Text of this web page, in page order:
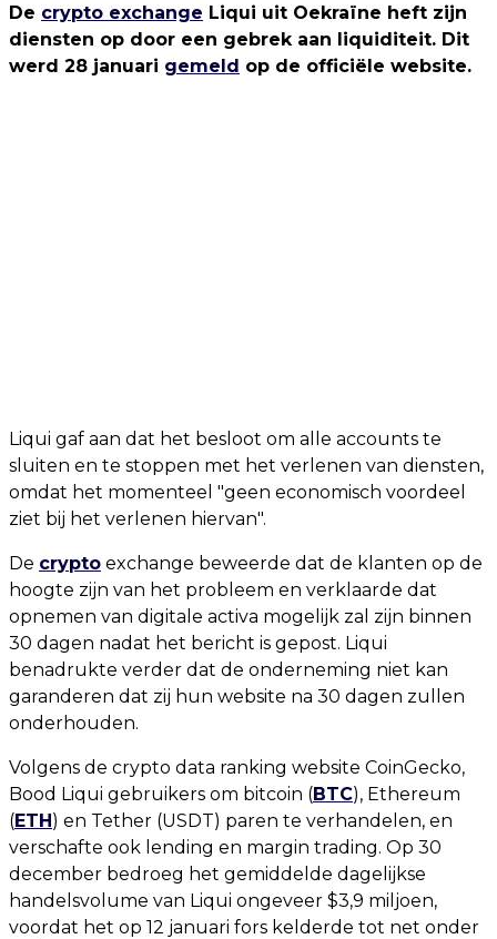
De crypto exchange Liqui uit Oekraïne heft zijn
diensten op door een gebrek aan liquiditeit. Dit
werd 28 januari gemeld op de officiële website.
Liqui gaf aan dat het besloot om alle accounts te
sluiten en te stoppen met het verlenen van diensten,
omdat het momenteel "geen economisch voordeel
ziet bij het verlenen hiervan".
De crypto exchange beweerde dat de klanten op de
hoogte zijn van het probleem en verklaarde dat
opnemen van digitale activa mogelijk zal zijn binnen
30 dagen nadat het bericht is gepost. Liqui
benadrukte verder dat de onderneming niet kan
garanderen dat zij hun website na 30 dagen zullen
onderhouden.
Volgens de crypto data ranking website CoinGecko,
Bood Liqui gebruikers om bitcoin (BTC), Ethereum
(ETH) en Tether (USDT) paren te verhandelen, en
verschafte ook lending en margin trading. Op 30
december bedroeg het gemiddelde dagelijkse
handelsvolume van Liqui ongeveer $3,9 miljoen,
voordat het op 12 januari fors kelderde tot net onder